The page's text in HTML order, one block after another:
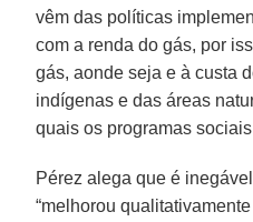
vêm das políticas
com a renda do gás, por
gás, aonde seja e à custa
indígenas e das áreas
quais os programas
Pérez alega que é
“melhorou